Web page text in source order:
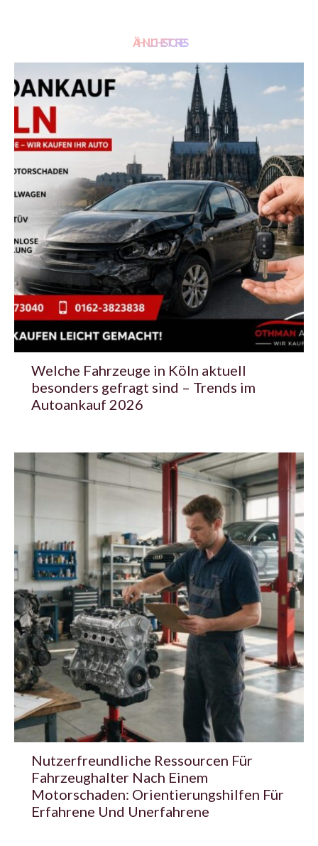
ÄHNLICHE STORIES
Welche Fahrzeuge in Köln aktuell
besonders gefragt sind – Trends im
Autoankauf 2026
Nutzerfreundliche Ressourcen Für
Fahrzeughalter Nach Einem
Motorschaden: Orientierungshilfen Für
Erfahrene Und Unerfahrene